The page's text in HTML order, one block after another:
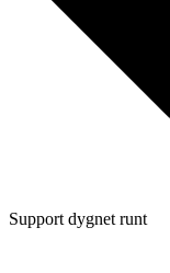
Support dygnet runt